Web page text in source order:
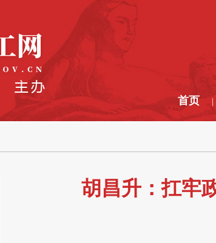
首页
胡昌升：扛牢